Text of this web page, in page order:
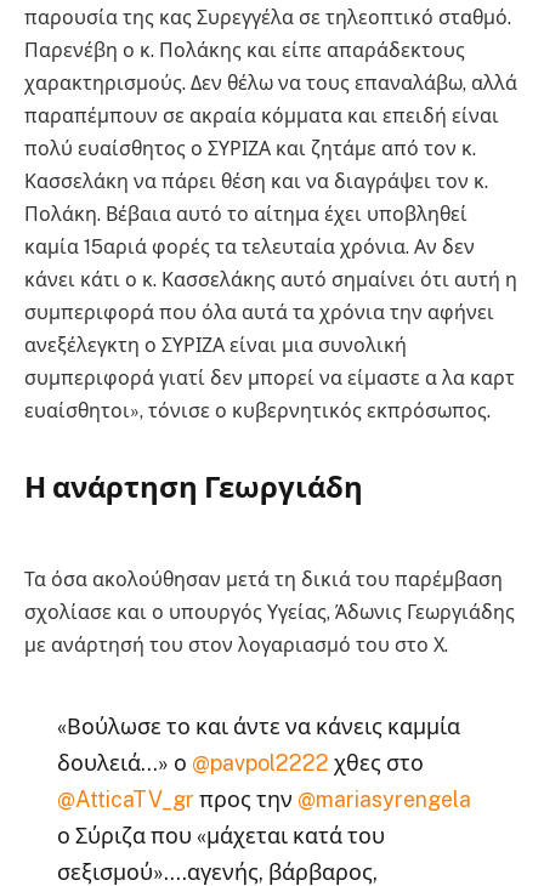
παρουσία της κας Συρεγγέλα σε τηλεοπτικό σταθμό.
Παρενέβη ο κ. Πολάκης και είπε απαράδεκτους
χαρακτηρισμούς. Δεν θέλω να τους επαναλάβω, αλλά
παραπέμπουν σε ακραία κόμματα και επειδή είναι
πολύ ευαίσθητος ο ΣΥΡΙΖΑ και ζητάμε από τον κ.
Κασσελάκη να πάρει θέση και να διαγράψει τον κ.
Πολάκη. Βέβαια αυτό το αίτημα έχει υποβληθεί
καμία 15αριά φορές τα τελευταία χρόνια. Αν δεν
κάνει κάτι ο κ. Κασσελάκης αυτό σημαίνει ότι αυτή η
συμπεριφορά που όλα αυτά τα χρόνια την αφήνει
ανεξέλεγκτη ο ΣΥΡΙΖΑ είναι μια συνολική
συμπεριφορά γιατί δεν μπορεί να είμαστε α λα καρτ
ευαίσθητοι», τόνισε ο κυβερνητικός εκπρόσωπος.
Η ανάρτηση Γεωργιάδη
Τα όσα ακολούθησαν μετά τη δικιά του παρέμβαση
σχολίασε και ο υπουργός Υγείας, Άδωνις Γεωργιάδης
με ανάρτησή του στον λογαριασμό του στο Χ.
«Βούλωσε το και άντε να κάνεις καμμία
δουλειά…» ο @pavpol2222 χθες στο
@AtticaTV_gr προς την @mariasyrengela
ο Σύριζα που «μάχεται κατά του
σεξισμού»….αγενής, βάρβαρος,